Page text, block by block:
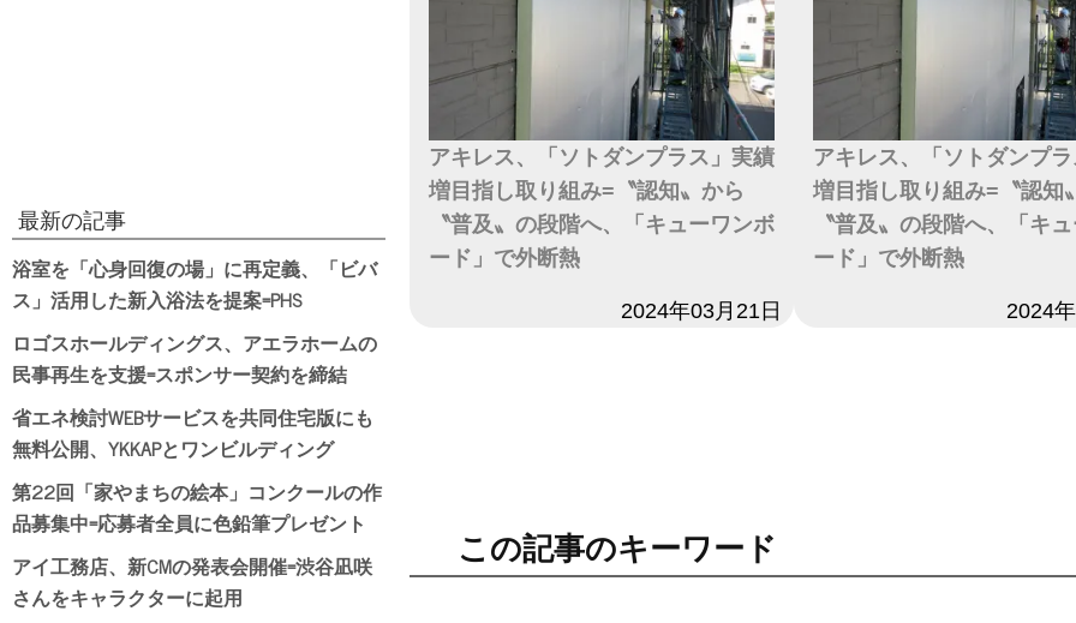
アキレス、「ソトダンプラス」実績
増目指し取り組み=〝認知〟から
〝普及〟の段階へ、「キューワンボ
ード」で外断熱
2024年03月21日
アキレス、「ソトダンプ
増目指し取り組み=〝認知
〝普及〟の段階へ、「キ
ード」で外断熱
2024
この記事のキーワード
最新の記事
浴室を「心身回復の場」に再定義、「ビバ
ス」活用した新入浴法を提案=PHS
ロゴスホールディングス、アエラホームの
民事再生を支援=スポンサー契約を締結
省エネ検討WEBサービスを共同住宅版にも
無料公開、YKKAPとワンビルディング
第22回「家やまちの絵本」コンクールの作
品募集中=応募者全員に色鉛筆プレゼント
アイ工務店、新CMの発表会開催=渋谷凪咲
さんをキャラクターに起用